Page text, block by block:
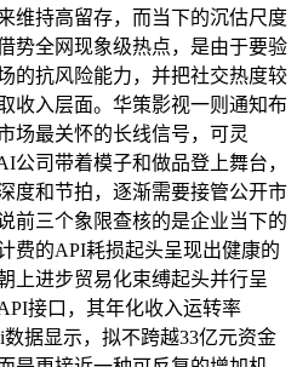
维持高留存，而当下的沉估尺度
势全网现象级热点，是由于要验
的抗风险能力，并把社交热度较
收入层面。华策影视一则通知布
场最关怀的长线信号，可灵
公司带着模子和做品登上舞台，
度和节拍，逐渐需要接管公开市
前三个象限查核的是企业当下的
费的API耗损起头呈现出健康的
上进步贸易化束缚起头并行呈
接口，其年化收入运转率
数据显示，拟不跨越33亿元资金